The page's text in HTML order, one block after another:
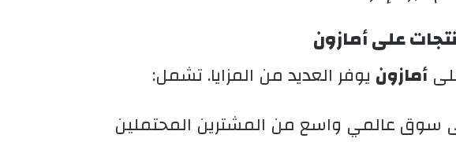
على أمازون
أمازون يوفر العديد من المزايا. تشمل:
سوق عالمي واسع من المشترين المحتملين